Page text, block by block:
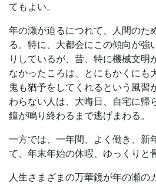
てもよい。
年の瀬が迫るにつれて、人間のた
る。特に、大都会にこの傾向が強
りしているが、昔、特に機械文明
なかったころは、とにもかくにも
鬼も猶予をしてくれるという風習
わらない人は、大晦日、自宅に帰
鐘が鳴り終わるまで逃げまわる。
一方では、一年間、よく働き、新
て、年末年始の休暇、ゆっくりと
人生さまざまの万華鏡が年の瀬の